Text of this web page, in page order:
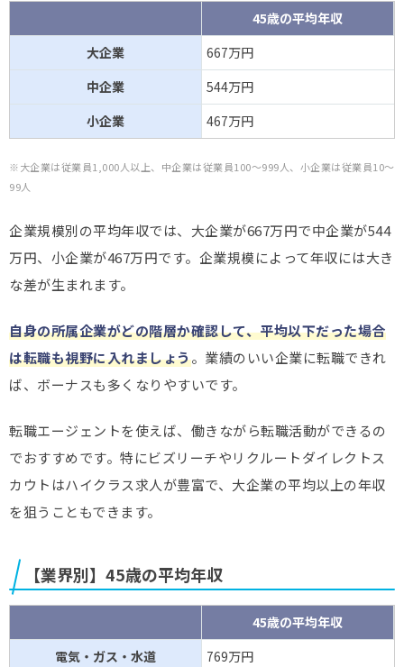
45歳の平均年収
大企業
667万円
中企業
544万円
小企業
467万円
※大企業は従業員1,000人以上、中企業は従業員100～999人、小企業は従業員10～
99人
企業規模別の平均年収では、大企業が667万円で中企業が544
万円、小企業が467万円です。企業規模によって年収には大き
な差が生まれます。
自身の所属企業がどの階層か確認して、平均以下だった場合
は転職も視野に入れましょう。業績のいい企業に転職できれ
ば、ボーナスも多くなりやすいです。
転職エージェントを使えば、働きながら転職活動ができるの
でおすすめです。特にビズリーチやリクルートダイレクトス
カウトはハイクラス求人が豊富で、大企業の平均以上の年収
を狙うこともできます。
【業界別】45歳の平均年収
45歳の平均年収
電気・ガス・水道
769万円